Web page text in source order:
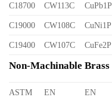
C18700 CW113C CuPb1P
C19000 CW108C CuNi1P
C19400 CW107C CuFe2P
Non-Machinable Brass
ASTM EN EN